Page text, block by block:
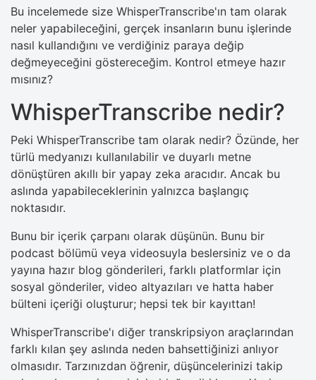
Bu incelemede size WhisperTranscribe'ın tam olarak
neler yapabileceğini, gerçek insanların bunu işlerinde
nasıl kullandığını ve verdiğiniz paraya değip
değmeyeceğini göstereceğim. Kontrol etmeye hazır
mısınız?
WhisperTranscribe nedir?
Peki WhisperTranscribe tam olarak nedir? Özünde, her
türlü medyanızı kullanılabilir ve duyarlı metne
dönüştüren akıllı bir yapay zeka aracıdır. Ancak bu
aslında yapabileceklerinin yalnızca başlangıç ​​
noktasıdır.
Bunu bir içerik çarpanı olarak düşünün. Bunu bir
podcast bölümü veya videosuyla beslersiniz ve o da
yayına hazır blog gönderileri, farklı platformlar için
sosyal gönderiler, video altyazıları ve hatta haber
bülteni içeriği oluşturur; hepsi tek bir kayıttan!
WhisperTranscribe'ı diğer transkripsiyon araçlarından
farklı kılan şey aslında neden bahsettiğinizi anlıyor
olmasıdır. Tarzınızdan öğrenir, düşüncelerinizi takip